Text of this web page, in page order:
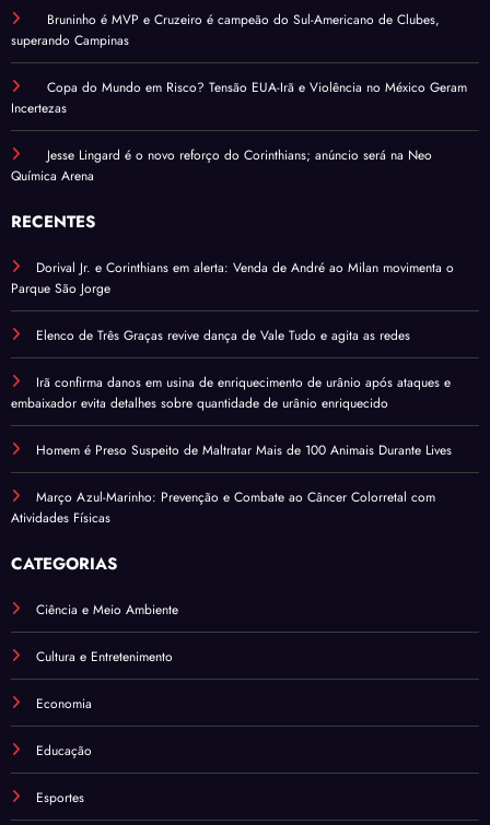
Bruninho é MVP e Cruzeiro é campeão do Sul-Americano de Clubes,
superando Campinas
Copa do Mundo em Risco? Tensão EUA-Irã e Violência no México Geram
Incertezas
Jesse Lingard é o novo reforço do Corinthians; anúncio será na Neo
Química Arena
RECENTES
Dorival Jr. e Corinthians em alerta: Venda de André ao Milan movimenta o
Parque São Jorge
Elenco de Três Graças revive dança de Vale Tudo e agita as redes
Irã confirma danos em usina de enriquecimento de urânio após ataques e
embaixador evita detalhes sobre quantidade de urânio enriquecido
Homem é Preso Suspeito de Maltratar Mais de 100 Animais Durante Lives
Março Azul-Marinho: Prevenção e Combate ao Câncer Colorretal com
Atividades Físicas
CATEGORIAS
Ciência e Meio Ambiente
Cultura e Entretenimento
Economia
Educação
Esportes